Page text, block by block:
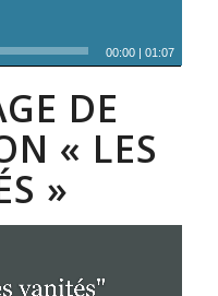
00:00 |01:07
DE
« LES
»